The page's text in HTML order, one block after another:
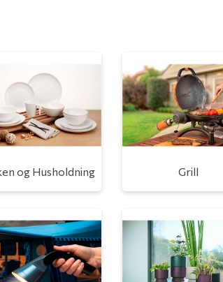
og Husholdning Grill